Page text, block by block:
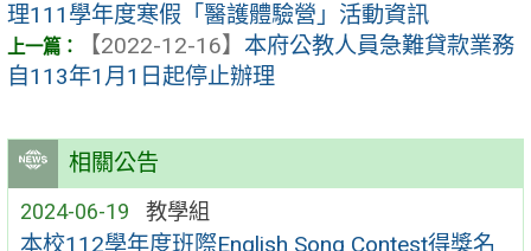
相關公告
2024-06-19 教學組
本校112學年度班際English Song Contest得獎名
理111學年度寒假「醫護體驗營」活動資訊
【2022-12-16】 本府公教人員急難貸款業務
自113年1月1日起停止辦理